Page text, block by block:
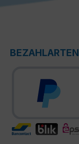
BEZAHLARTEN